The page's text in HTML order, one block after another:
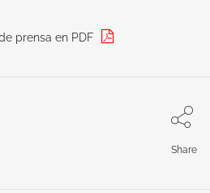
prensa en PDF
Share